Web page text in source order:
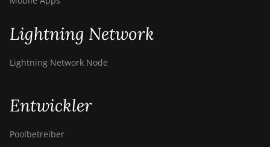
Lightning Network
Lightning Network Node
Entwickler
Poolbetreiber